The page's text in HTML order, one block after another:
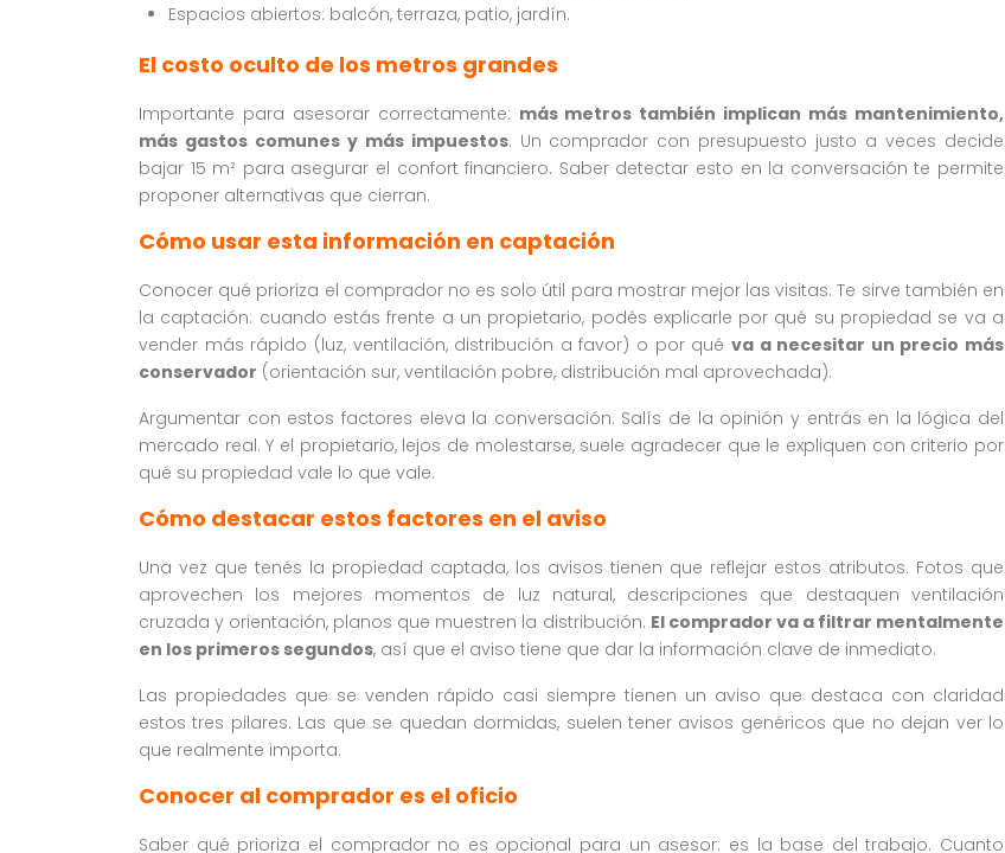
Espacios abiertos: balcón, terraza, patio, jardín.
El costo oculto de los metros grandes
Importante para asesorar correctamente: más metros también implican más mantenimiento,
más gastos comunes y más impuestos. Un comprador con presupuesto justo a veces decide
bajar 15 m² para asegurar el confort financiero. Saber detectar esto en la conversación te permite
proponer alternativas que cierran.
Cómo usar esta información en captación
Conocer qué prioriza el comprador no es solo útil para mostrar mejor las visitas. Te sirve también en
la captación: cuando estás frente a un propietario, podés explicarle por qué su propiedad se va a
vender más rápido (luz, ventilación, distribución a favor) o por qué va a necesitar un precio más
conservador (orientación sur, ventilación pobre, distribución mal aprovechada).
Argumentar con estos factores eleva la conversación. Salís de la opinión y entrás en la lógica del
mercado real. Y el propietario, lejos de molestarse, suele agradecer que le expliquen con criterio por
qué su propiedad vale lo que vale.
Cómo destacar estos factores en el aviso
Una vez que tenés la propiedad captada, los avisos tienen que reflejar estos atributos. Fotos que
aprovechen los mejores momentos de luz natural, descripciones que destaquen ventilación
cruzada y orientación, planos que muestren la distribución. El comprador va a filtrar mentalmente
en los primeros segundos, así que el aviso tiene que dar la información clave de inmediato.
Las propiedades que se venden rápido casi siempre tienen un aviso que destaca con claridad
estos tres pilares. Las que se quedan dormidas, suelen tener avisos genéricos que no dejan ver lo
que realmente importa.
Conocer al comprador es el oficio
Saber qué prioriza el comprador no es opcional para un asesor: es la base del trabajo. Cuanto